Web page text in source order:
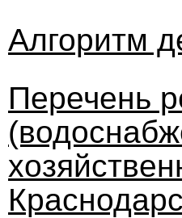
Алгоритм
Перечень